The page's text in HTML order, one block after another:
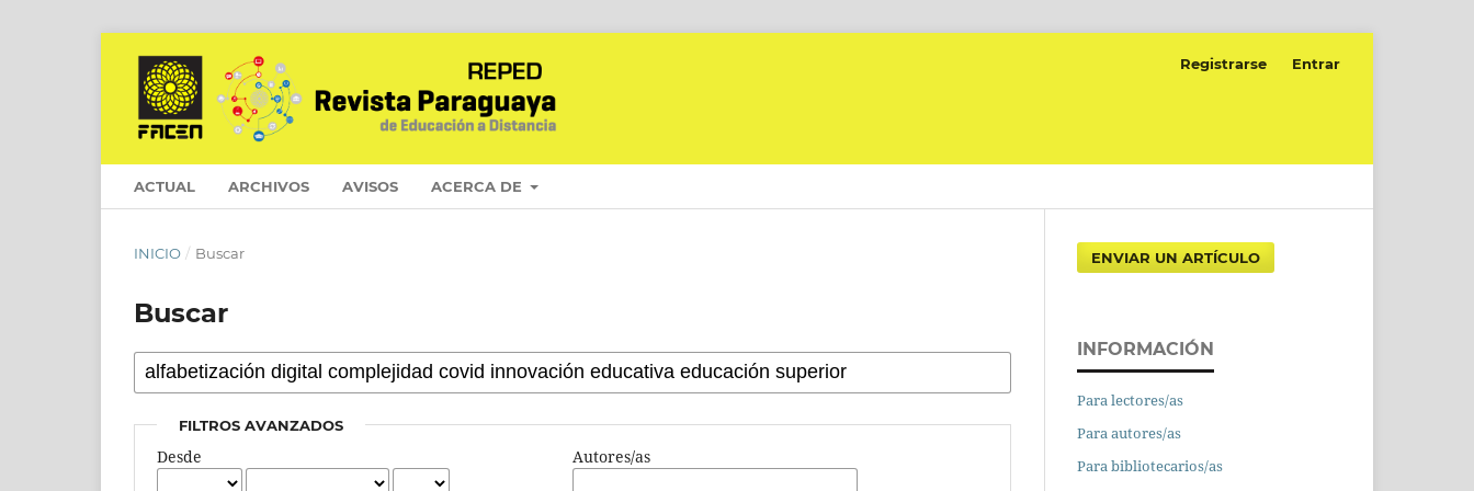
ACTUAL ARCHIVOS AVISOS ACERCA DE
Registrarse Entrar
INICIO / Buscar
Buscar
FILTROS AVANZADOS
Desde Autores/as
ENVIAR UN ARTÍCULO
INFORMACIÓN
Para lectores/as
Para autores/as
Para bibliotecarios/as